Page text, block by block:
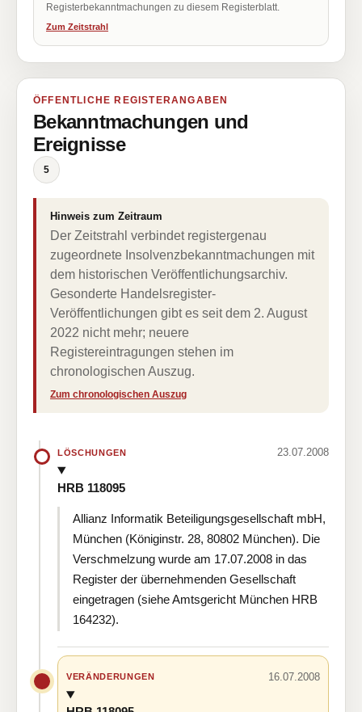
Registerbekanntmachungen zu diesem Registerblatt.
Zum Zeitstrahl
ÖFFENTLICHE REGISTERANGABEN
Bekanntmachungen und
Ereignisse
5
Hinweis zum Zeitraum
Der Zeitstrahl verbindet registergenau
zugeordnete Insolvenzbekanntmachungen mit
dem historischen Veröffentlichungsarchiv.
Gesonderte Handelsregister-
Veröffentlichungen gibt es seit dem 2. August
2022 nicht mehr; neuere
Registereintragungen stehen im
chronologischen Auszug.
Zum chronologischen Auszug
LÖSCHUNGEN 23.07.2008
HRB 118095
Allianz Informatik Beteiligungsgesellschaft mbH,
München (Königinstr. 28, 80802 München). Die
Verschmelzung wurde am 17.07.2008 in das
Register der übernehmenden Gesellschaft
eingetragen (siehe Amtsgericht München HRB
164232).
VERÄNDERUNGEN 16.07.2008